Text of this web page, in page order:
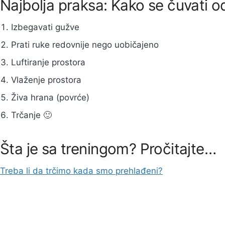
Najbolja praksa: Kako se čuvati
Izbegavati gužve
Prati ruke redovnije nego uobičajeno
Luftiranje prostora
Vlaženje prostora
Živa hrana (povrće)
Trčanje 🙂
Šta je sa treningom? Pročitajte…
Treba li da trčimo kada smo prehlađeni?